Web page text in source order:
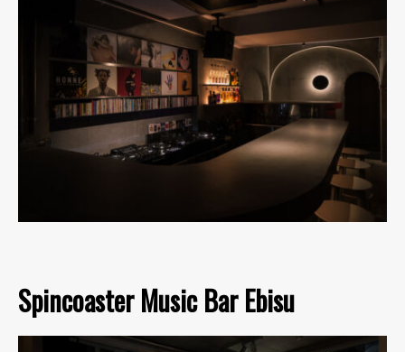
Spincoaster Music Bar Ebisu